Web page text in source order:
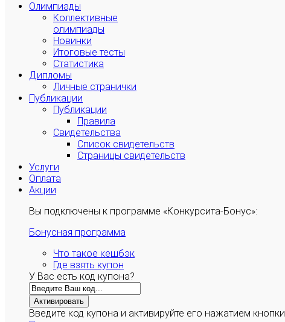
Олимпиады
Коллективные
олимпиады
Новинки
Итоговые тесты
Статистика
Дипломы
Личные странички
Публикации
Публикации
Правила
Свидетельства
Список свидетельств
Страницы свидетельств
Услуги
Оплата
Акции
Вы подключены к программе «Конкурсита-Бонус»:
Бонусная программа
Что такое кешбэк
Где взять купон
У Вас есть код купона?
Активировать
Введите код купона и активируйте его нажатием кнопки